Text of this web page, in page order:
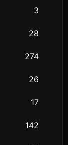
3
28
274
26
17
142